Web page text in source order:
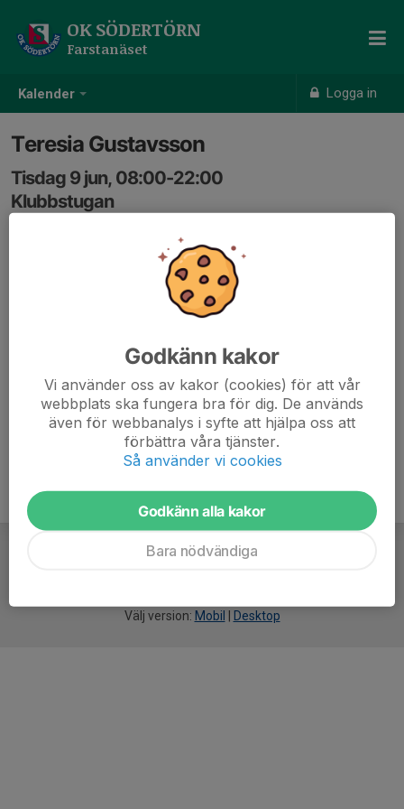
Kalender Logga in
OK SÖDERTÖRN
Farstanäset
Teresia Gustavsson
Tisdag 9 jun, 08:00-22:00
Klubbstugan
Robin Björkman är klubbmedlem och tar studenten.
Edagränd 3, 122350 Farsta
tesa_gus@hotmail.com
Välj version: Mobil Desktop
Godkänn kakor
Vi använder oss av kakor (cookies) för att vår
webbplats ska fungera bra för dig. De används
även för webbanalys i syfte att hjälpa oss att
förbättra våra tjänster.
Så använder vi cookies
Godkänn alla kakor
Bara nödvändiga